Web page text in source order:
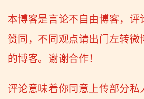
本博客是言论不自由博客，评
赞同，不同观点请出门左转微
的博客。谢谢合作！
评论意味着你同意上传部分私